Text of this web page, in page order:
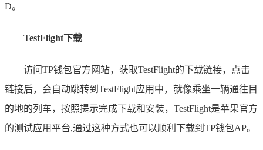
D。
TestFlight下载
访问TP钱包官方网站，获取TestFlight的下载链接，点击
链接后，会自动跳转到TestFlight应用中，就像乘坐一辆通往目
的地的列车，按照提示完成下载和安装，TestFlight是苹果官方
的测试应用平台,通过这种方式也可以顺利下载到TP钱包AP。